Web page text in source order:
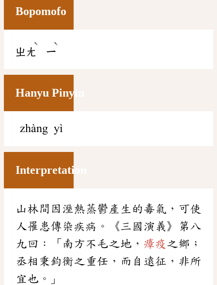
Bopomofo
ㄓㄤ
ˋ
ㄧ
ˋ
Hanyu Pinyin
zhàng yì
Interpretation
山林間因溼熱蒸鬱產生的毒氣，可使
人罹患傳染疾病。《三國演義》第八
九回：「南方不毛之地， 瘴疫 之鄉；
丞相秉鈞衡之重任，而自遠征，非所
宜也。」